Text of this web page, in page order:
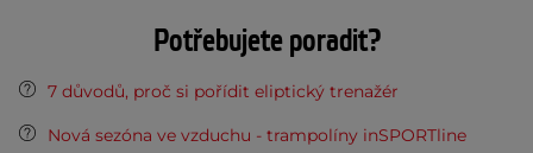
Potřebujete poradit?
7 důvodů, proč si pořídit eliptický trenažér
Nová sezóna ve vzduchu - trampolíny inSPORTline